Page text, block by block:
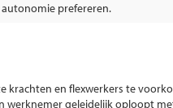
prefereren.
krachten en flexwerkers te
werknemer geleidelijk oploopt